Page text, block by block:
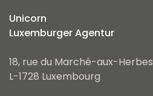
Unicorn
Luxemburger Agentur
18, rue du Marché-aux-Herbes
L-1728 Luxembourg